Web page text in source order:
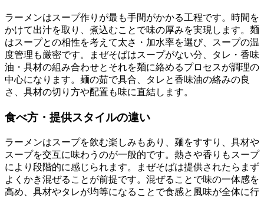
ラーメンはスープ作りが最も手間がかかる工程です。時間を
かけて出汁を取り、煮込むことで味の厚みを実現します。麺
はスープとの相性を考えて太さ・加水率を選び、スープの温
度管理も厳密です。まぜそばはスープがない分、タレ・香味
油・具材の組み合わせとそれを麺に絡めるプロセスが調理の
中心になります。麺の茹で具合、タレと香味油の絡みの良
さ、具材の切り方や配置も味に直結します。
食べ方・提供スタイルの違い
ラーメンはスープを飲む楽しみもあり、麺をすすり、具材や
スープを交互に味わうのが一般的です。熱さや香りもスープ
により段階的に感じられます。まぜそばは提供されたらまず
よくかき混ぜることが前提です。混ぜることで味の一体感を
高め、具材やタレが均等になることで食感と風味が全体に行